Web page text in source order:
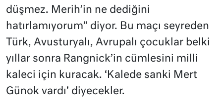
düşmez. Merih’in ne dediğini
hatırlamıyorum” diyor. Bu maçı seyreden
Türk, Avusturyalı, Avrupalı çocuklar belki
yıllar sonra Rangnick’in cümlesini milli
kaleci için kuracak. ‘Kalede sanki Mert
Günok vardı’ diyecekler.